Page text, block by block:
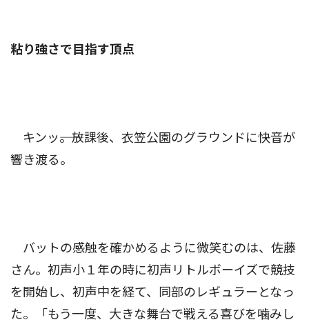
粘り強さで目指す頂点
キンッ――。放課後、衣笠公園のグラウンドに快音が
響き渡る。
バットの感触を確かめるように微笑むのは、佐藤
さん。初声小１年の時に初声リトルボーイズで競技
を開始し、初声中を経て、同部のレギュラーとなっ
た。「もう一度、大きな舞台で戦える喜びを噛みし